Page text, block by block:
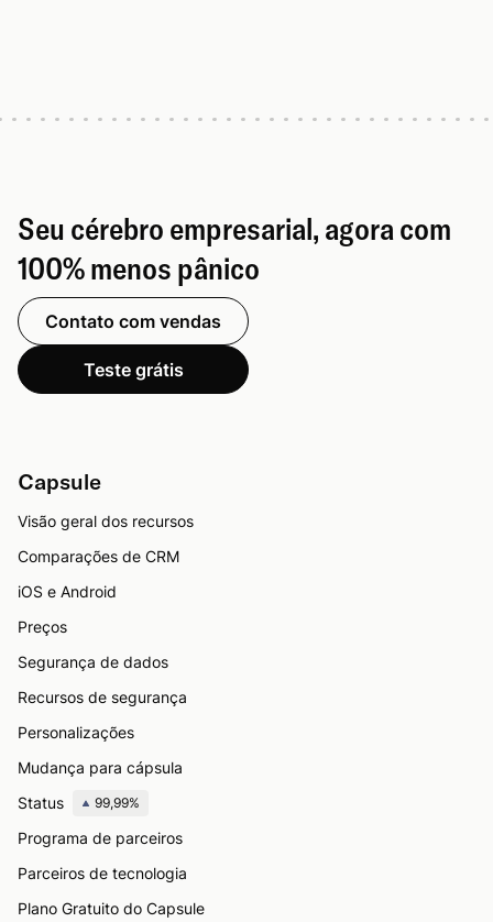
Seu cérebro empresarial, agora com
100% menos pânico
Contato com vendas
Teste grátis
Capsule
Visão geral dos recursos
Comparações de CRM
iOS e Android
Preços
Segurança de dados
Recursos de segurança
Personalizações
Mudança para cápsula
Status
99,99%
Programa de parceiros
Parceiros de tecnologia
Plano Gratuito do Capsule